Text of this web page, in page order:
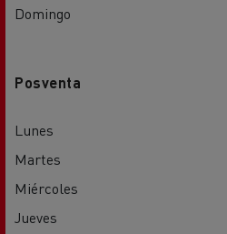
Domingo
Posventa
Lunes
Martes
Miércoles
Jueves